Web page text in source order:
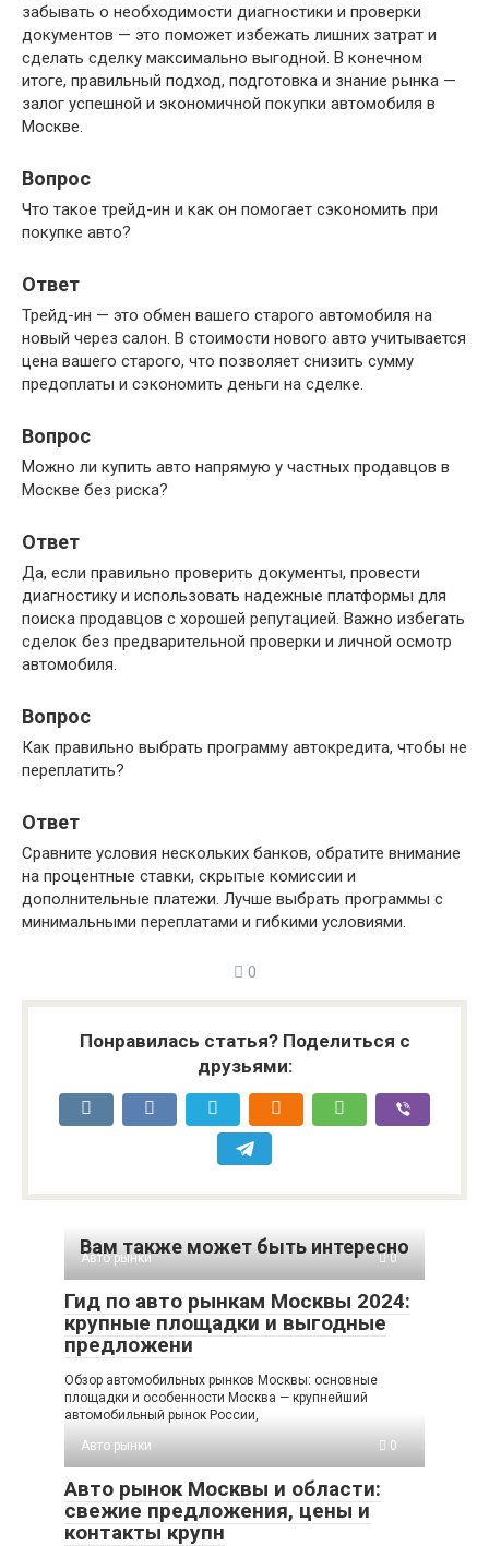
забывать о необходимости диагностики и проверки
документов — это поможет избежать лишних затрат и
сделать сделку максимально выгодной. В конечном
итоге, правильный подход, подготовка и знание рынка —
залог успешной и экономичной покупки автомобиля в
Москве.
Вопрос
Что такое трейд-ин и как он помогает сэкономить при
покупке авто?
Ответ
Трейд-ин — это обмен вашего старого автомобиля на
новый через салон. В стоимости нового авто учитывается
цена вашего старого, что позволяет снизить сумму
предоплаты и сэкономить деньги на сделке.
Вопрос
Можно ли купить авто напрямую у частных продавцов в
Москве без риска?
Ответ
Да, если правильно проверить документы, провести
диагностику и использовать надежные платформы для
поиска продавцов с хорошей репутацией. Важно избегать
сделок без предварительной проверки и личной осмотр
автомобиля.
Вопрос
Как правильно выбрать программу автокредита, чтобы не
переплатить?
Ответ
Сравните условия нескольких банков, обратите внимание
на процентные ставки, скрытые комиссии и
дополнительные платежи. Лучше выбрать программы с
минимальными переплатами и гибкими условиями.
0
Понравилась статья? Поделиться с
друзьями:
Вам также может быть интересно
Авто рынки 0
Гид по авто рынкам Москвы 2024:
крупные площадки и выгодные
предложени
Обзор автомобильных рынков Москвы: основные
площадки и особенности Москва — крупнейший
автомобильный рынок России,
Авто рынки
0
Авто рынок Москвы и области:
свежие предложения, цены и
контакты крупн